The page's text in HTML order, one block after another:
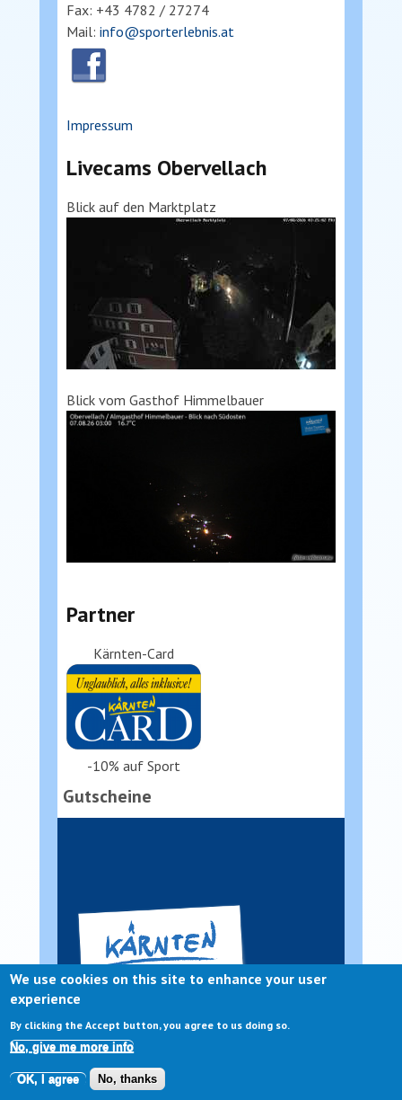
Gutscheine
Fax: +43 4782 / 27274
Mail: info@sporterlebnis.at
Impressum
Livecams Obervellach
Blick auf den Marktplatz
Blick vom Gasthof Himmelbauer
Partner
Kärnten-Card
-10% auf Sport
We use cookies on this site to enhance your user
experience
By clicking the Accept button, you agree to us doing so.
No, give me more info
OK, I agree No, thanks